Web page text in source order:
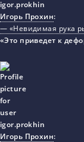
Игорь Прохин:
— «Невидимая рука
«Это приведет к
Игорь Прохин: